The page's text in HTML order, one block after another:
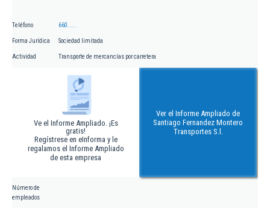
Teléfono 660.....
Forma Jurídica Sociedad limitada
Actividad Transporte de mercancías por carretera
Ve el Informe Ampliado. ¡Es
gratis!
Regístrese en eInforma y le
regalamos el Informe Ampliado
de esta empresa
Ver el Informe Ampliado de
Santiago Fernandez Montero
Transportes S.l.
Número de
empleados